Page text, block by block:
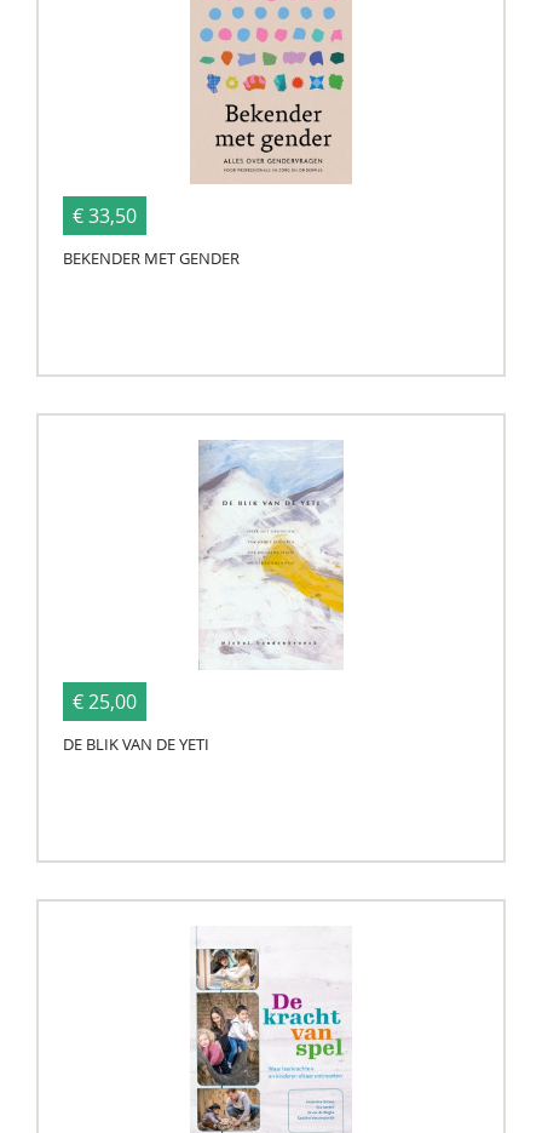
€ 33,50
BEKENDER MET GENDER
€ 25,00
DE BLIK VAN DE YETI